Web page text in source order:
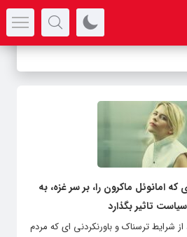
که امانوئل ماکرون را، بر سر غزه، به
تاثیر بگذارد
شرایط ترسناک و باورنکردنی ای که مردم